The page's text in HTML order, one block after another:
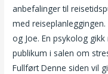
anbefalinger til
med
og Joe. En psykolog
publikum i salen om
Fullført Denne siden vil